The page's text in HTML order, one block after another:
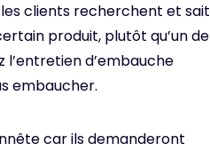
clients recherchent et sait
produit, plutôt qu’un de
l’entretien d’embauche
embaucher.
car ils demanderont